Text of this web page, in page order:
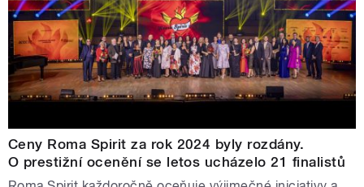
Ceny Roma Spirit za rok 2024 byly rozdány.
O prestižní ocenění se letos ucházelo 21 finalistů